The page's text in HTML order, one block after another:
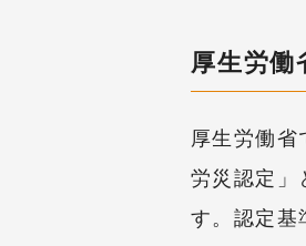
厚生労働
厚生労働省
労災認定」
す。認定基